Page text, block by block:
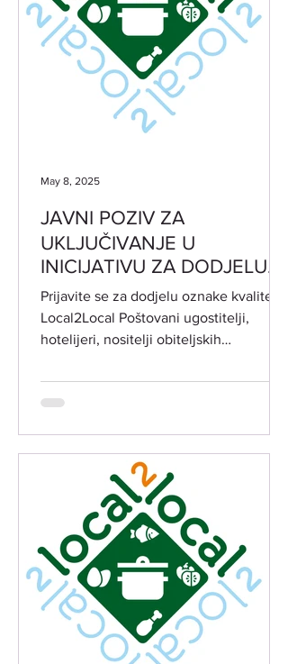
JAVNI POZIV ZA
UKLJUČIVANJE U
INICIJATIVU ZA DODJELU
OZNAKE KVALITETE
Local2Local
Prijavite se za dodjelu oznake kvalitete
Local2Local Poštovani ugostitelji,
hotelijeri, nositelji obiteljskih
May 8, 2025